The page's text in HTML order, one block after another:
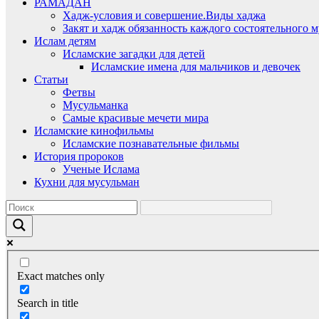
РАМАДАН
Хадж-условия и совершение.Виды хаджа
Закят и хадж обязанность каждого состоятельного
Ислам детям
Исламские загадки для детей
Исламские имена для мальчиков и девочек
Статьи
Фетвы
Мусульманка
Самые красивые мечети мира
Исламские кинофильмы
Исламские познавательные фильмы
История пророков
Ученые Ислама
Кухни для мусульман
Exact matches only
Search in title